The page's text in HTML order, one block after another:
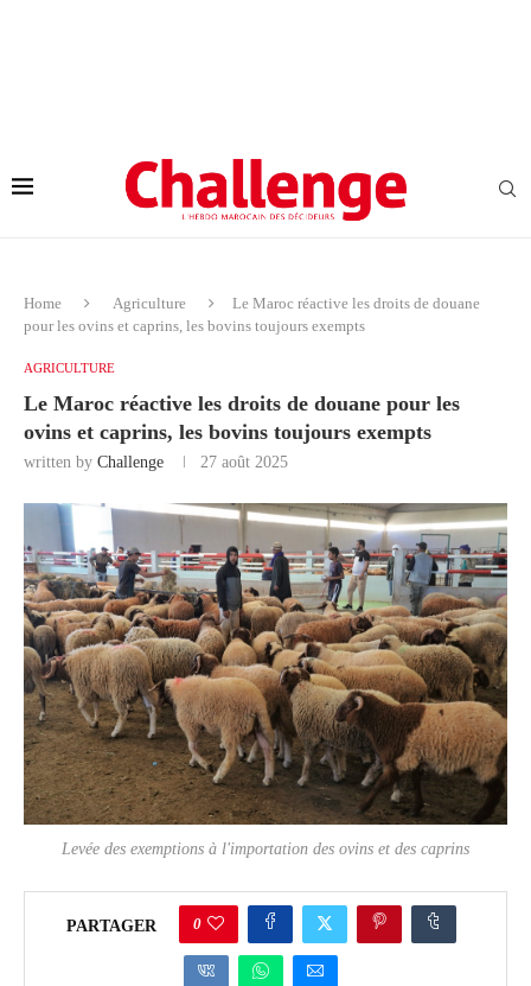
Home Agriculture
Le Maroc réactive les droits de douane
pour les ovins et caprins, les bovins toujours exempts
AGRICULTURE
Le Maroc réactive les droits de douane pour les
ovins et caprins, les bovins toujours exempts
written by Challenge 27 août 2025
Levée des exemptions à l'importation des ovins et des caprins
PARTAGER 0